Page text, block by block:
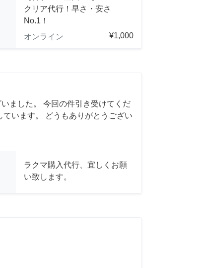
クリア代行！早さ・安さ
No.1！
オンライン
¥1,000
ました。 今回の件引き受けてくだ
ています。 どうもありがとうござい
ラクマ購入代行、宜しくお願
い致します。